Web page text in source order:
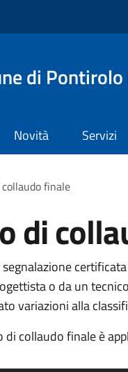
di
Novità Servizi
pane
finale
di
o da un
variazioni alla
di collaudo finale è